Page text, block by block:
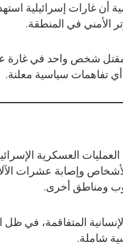
أن غارات إسرائيلية
الأمني في المنطقة.
شخص واحد في غارة
تفاهمات سياسية معلنة.
العمليات العسكرية
وإصابة عشرات
ومناطق أخرى.
المتفاقمة، في
شاملة.